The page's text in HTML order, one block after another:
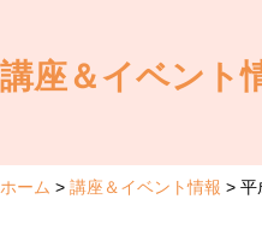
講座＆イベント
ホーム 講座＆イベント情報 平